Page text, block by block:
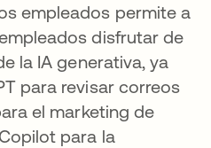
empleados permite a
disfrutar de
la IA generativa, ya
para revisar correos
el marketing de
para la